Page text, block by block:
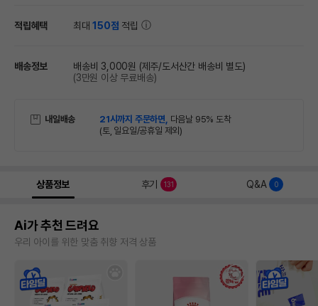
적립혜택 최대150점 적립
배송정보 배송비 3,000원 (제주/도서산간 배송비 별도)
(3만원 이상 무료배송)
내일배송 21시까지 주문하면, 다음날 95% 도착
(토, 일요일/공휴일 제외)
상품정보 후기 131 Q&A 0
Ai가 추천 드려요
우리 아이를 위한 맞춤 취향 저격 상품